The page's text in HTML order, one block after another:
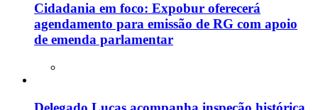
Cidadania em foco: Expobur oferecerá
agendamento para emissão de RG com apoio
de emenda parlamentar